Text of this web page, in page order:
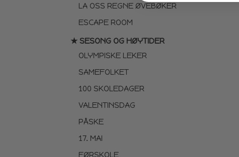
LA OSS REGNE ØVEBØKER
ESCAPE ROOM
★ SESONG OG HØYTIDER
OLYMPISKE LEKER
SAMEFOLKET
100 SKOLEDAGER
VALENTINSDAG
PÅSKE
17. MAI
FØRSKOLE